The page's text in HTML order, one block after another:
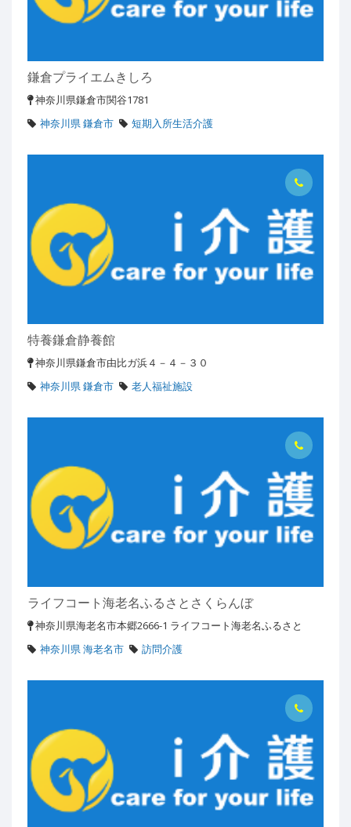
鎌倉プライエムきしろ
神奈川県鎌倉市関谷1781
神奈川県 鎌倉市
短期入所生活介護
特養鎌倉静養館
神奈川県鎌倉市由比ガ浜４－４－３０
神奈川県 鎌倉市
老人福祉施設
ライフコート海老名ふるさとさくらんぼ
神奈川県海老名市本郷2666-1 ライフコート海老名ふるさと
神奈川県 海老名市
訪問介護